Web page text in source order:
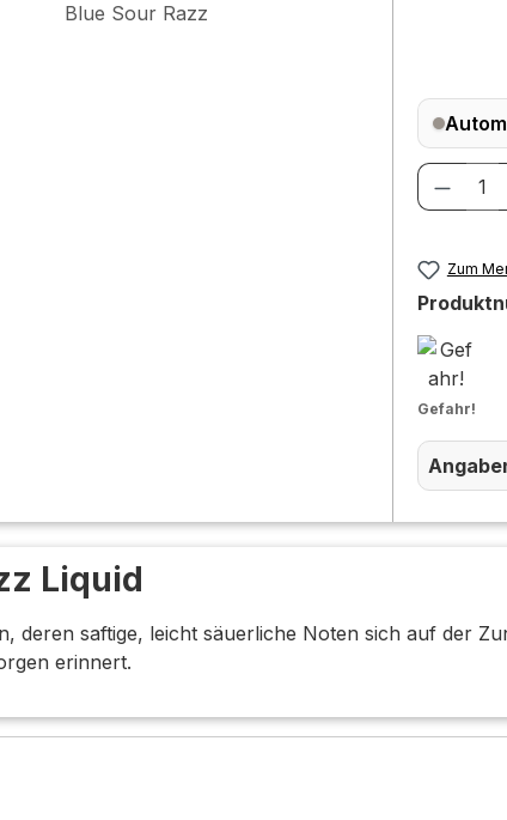
Blue Sour Razz
Zum
Gefahr!
Liquid
saftige, leicht säuerliche Noten sich auf der
erinnert.